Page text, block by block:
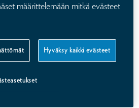
omakohtaisia kokemuksia
mahdollisimman monta aitoa
määrittelemään mitkä evästeet
Hyväksy kaikki evästeet